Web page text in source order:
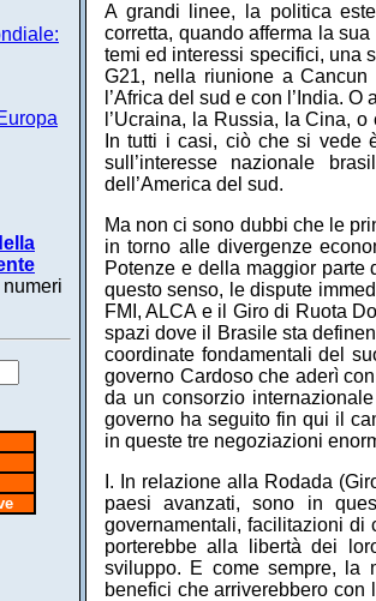
numeri
A grandi linee, la politica
corretta, quando afferma la
temi ed interessi specifici, una
G21, nella riunione a
l’Africa del sud e con l’India.
l’Ucraina, la Russia, la Cina,
In tutti i casi, ciò che si vede
sull’interesse nazionale
dell’America del sud.
Ma non ci sono dubbi che le
in torno alle divergenze
Potenze e della maggior
questo senso, le dispute
FMI, ALCA e il Giro di Ruota
spazi dove il Brasile sta
coordinate fondamentali del
governo Cardoso che aderì
da un consorzio
governo ha seguito fin qui il
in queste tre negoziazioni
I. In relazione alla Rodada
paesi avanzati, sono in
governamentali, facilitazioni di
porterebbe alla libertà dei
sviluppo. E come sempre, la
benefici che arriverebbero con